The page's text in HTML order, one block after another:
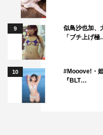
9
似鳥沙也加、
「ブチ上げ
10
#Mooove!・
『BLT…